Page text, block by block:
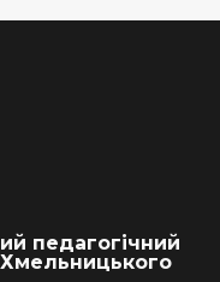
педагогічний
Хмельницького